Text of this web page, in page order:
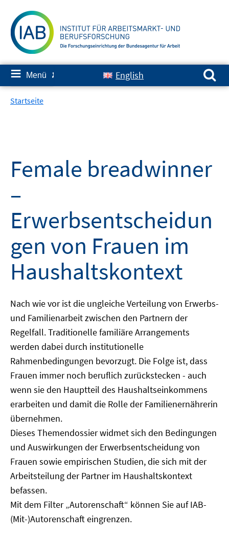
zum
Inhalt
≡ Menü ✘ English
Suchen nach:
Startseite
Female breadwinner
–
Erwerbsentscheidun
gen von Frauen im
Haushaltskontext
Nach wie vor ist die ungleiche Verteilung von Erwerbs-
und Familienarbeit zwischen den Partnern der
Regelfall. Traditionelle familiäre Arrangements
werden dabei durch institutionelle
Rahmenbedingungen bevorzugt. Die Folge ist, dass
Frauen immer noch beruflich zurückstecken - auch
wenn sie den Hauptteil des Haushaltseinkommens
erarbeiten und damit die Rolle der Familienernährerin
übernehmen.
Dieses Themendossier widmet sich den Bedingungen
und Auswirkungen der Erwerbsentscheidung von
Frauen sowie empirischen Studien, die sich mit der
Arbeitsteilung der Partner im Haushaltskontext
befassen.
Mit dem Filter „Autorenschaft“ können Sie auf IAB-
(Mit-)Autorenschaft eingrenzen.